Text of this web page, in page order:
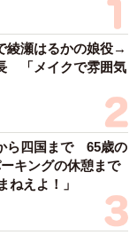
綾瀬はるかの娘役→
「メイクで雰囲気
ら四国まで 65歳の
キングの休憩まで
えよ！」